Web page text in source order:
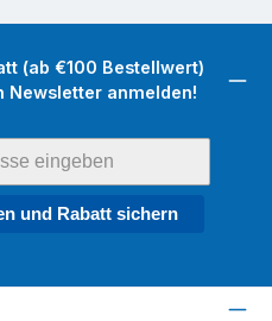
(ab €100 Bestellwert)
Newsletter anmelden!
und Rabatt sichern